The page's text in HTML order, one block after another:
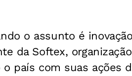
o assunto é
da Softex,
país com suas ações